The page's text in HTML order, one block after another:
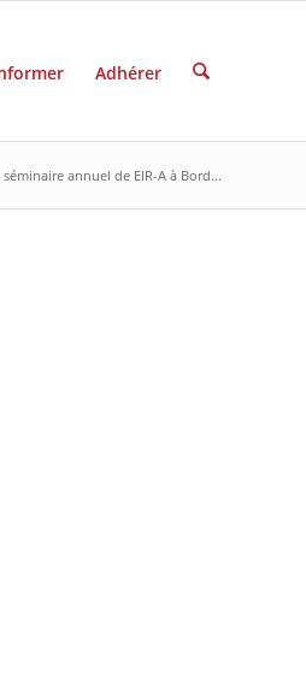
Adhérer
annuel de EIR-A à Bord...